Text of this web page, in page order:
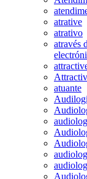
atrative
atrativo
através
atuante